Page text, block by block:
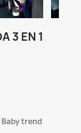
3 EN 1
trend